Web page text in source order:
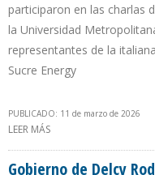
participaron en las charlas
la Universidad
representantes de la
Sucre Energy
PUBLICADO: 11 de marzo de 2026
LEER MÁS
PETROLERA
Gobierno de Delcy